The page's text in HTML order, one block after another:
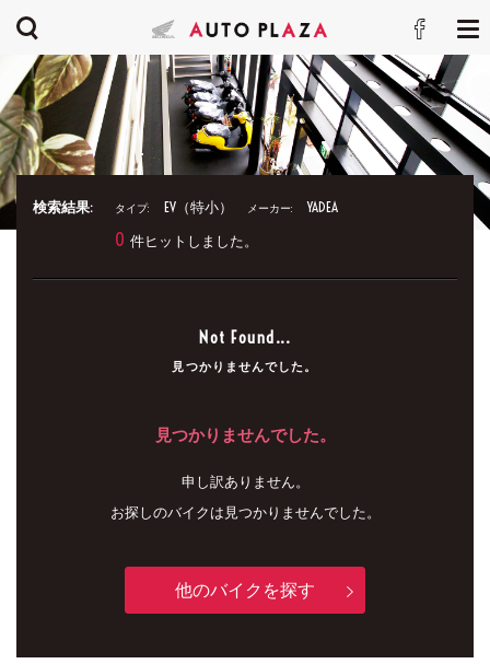
検索結果: タイプ: EV（特小） メーカー: YADEA
0 件ヒットしました。
Not Found...
見つかりませんでした。
見つかりませんでした。
申し訳ありません。
お探しのバイクは見つかりませんでした。
他のバイクを探す